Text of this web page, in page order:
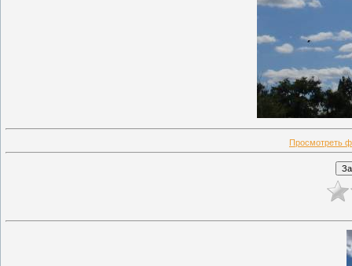
Просмотреть